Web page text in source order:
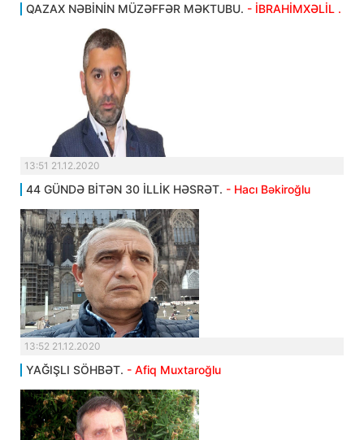
QAZAX NƏBİNİN MÜZƏFFƏR MƏKTUBU. - İBRAHİMXƏLİL .
13:51 21.12.2020
44 GÜNDƏ BİTƏN 30 İLLİK HƏSRƏT. - Hacı Bəkiroğlu
13:52 21.12.2020
YAĞIŞLI SÖHBƏT. - Afiq Muxtaroğlu